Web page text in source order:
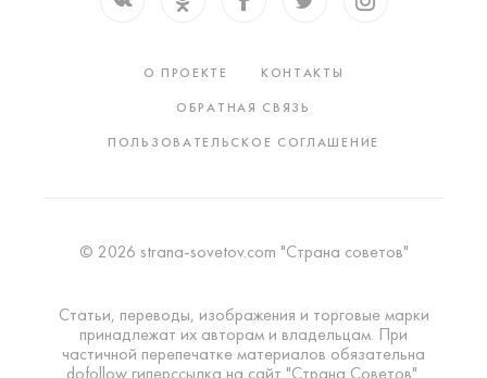
О ПРОЕКТЕ
КОНТАКТЫ
ОБРАТНАЯ СВЯЗЬ
ПОЛЬЗОВАТЕЛЬСКОЕ СОГЛАШЕНИЕ
© 2026 strana-sovetov.com "Страна советов"
Статьи, переводы, изображения и торговые марки
принадлежат их авторам и владельцам. При
частичной перепечатке материалов обязательна
dofollow гиперссылка на сайт "Страна Советов".